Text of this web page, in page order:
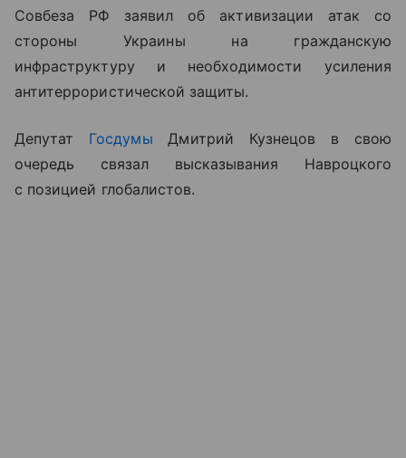
Совбеза РФ заявил об активизации атак со
стороны Украины на гражданскую
инфраструктуру и необходимости усиления
антитеррористической защиты.
Депутат Госдумы Дмитрий Кузнецов в свою
очередь связал высказывания Навроцкого
с позицией глобалистов.